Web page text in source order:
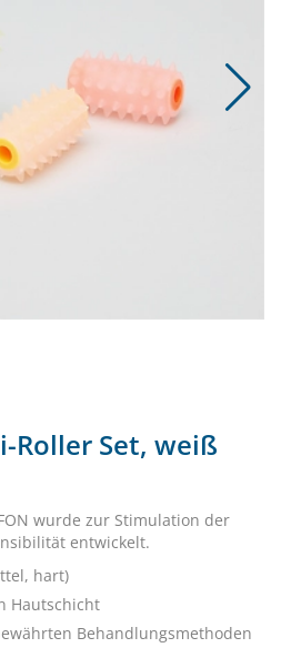
Roller Set, weiß
wurde zur Stimulation der
entwickelt.
hart)
Hautschicht
Behandlungsmethoden